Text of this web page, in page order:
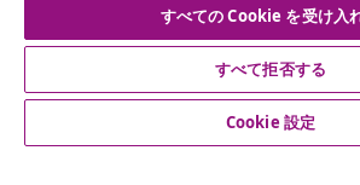
公式SNSアカウント
すべての Cookie を受け入
すべて拒否する
Cookie 設定